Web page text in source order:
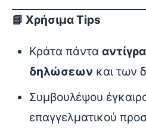
📘 Χρήσιμα Tips
Κράτα πάντα
δηλώσεων και των
Συμβουλέψου
επαγγελματικού